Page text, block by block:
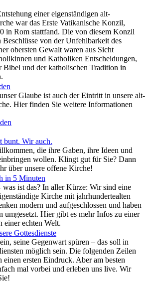
einer eigenständigen alt-
war das Erste Vatikanische Konzil,
in Rom stattfand. Die von diesem Konzil
Beschlüsse von der Unfehlbarkeit des
obersten Gewalt waren aus Sicht
und Katholiken Entscheidungen,
Bibel und der katholischen Tradition in
Glaube ist auch der Eintritt in unsere alt-
Hier finden Sie weitere Informationen
bunt. Wir auch.
die ihre Gaben, ihre Ideen und
wollen. Klingt gut für Sie? Dann
über unsere offene Kirche!
in 5 Minuten
ist das? In aller Kürze: Wir sind eine
Kirche mit jahrhundertealten
modern und aufgeschlossen und haben
umgesetzt. Hier gibt es mehr Infos zu einer
einer echten Welt.
Gottesdienste
seine Gegenwart spüren – das soll in
möglich sein. Die folgenden Zeilen
einen ersten Eindruck. Aber am besten
mal vorbei und erleben uns live. Wir